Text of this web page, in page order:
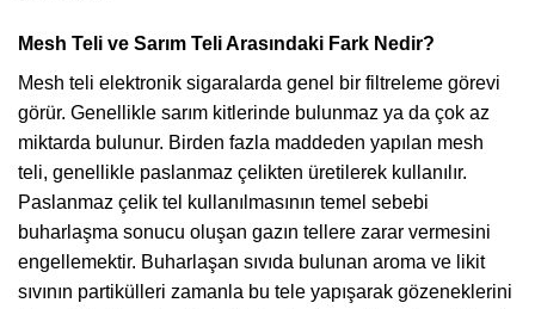
Mesh Teli ve Sarım Teli Arasındaki Fark Nedir?
Mesh teli elektronik sigaralarda genel bir filtreleme görevi
görür. Genellikle sarım kitlerinde bulunmaz ya da çok az
miktarda bulunur. Birden fazla maddeden yapılan mesh
teli, genellikle paslanmaz çelikten üretilerek kullanılır.
Paslanmaz çelik tel kullanılmasının temel sebebi
buharlaşma sonucu oluşan gazın tellere zarar vermesini
engellemektir. Buharlaşan sıvıda bulunan aroma ve likit
sıvının partikülleri zamanla bu tele yapışarak gözeneklerini